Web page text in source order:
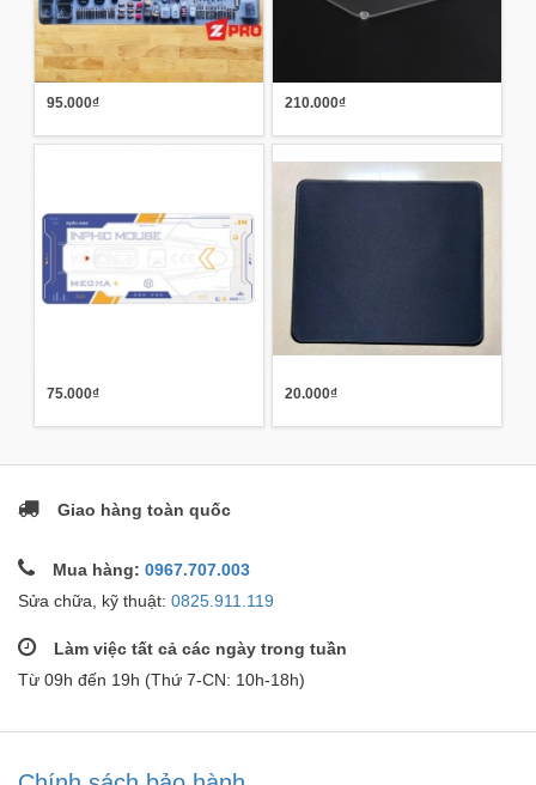
95.000₫ 210.000₫
75.000₫ 20.000₫
Giao hàng toàn quốc
Mua hàng: 0967.707.003
Sửa chữa, kỹ thuật: 0825.911.119
Làm việc tất cả các ngày trong tuần
Từ 09h đến 19h (Thứ 7-CN: 10h-18h)